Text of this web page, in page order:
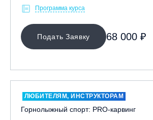
Санкт-Петербург, Скейт-парк под
Сочи, ГК «Красная Поляна»
Сочи, ГТЦ «Газпром»
Узбекистан, ГКЛЦ «Amirsoy»
Уфа,СШОР ПО БИАТЛОНУ РБ
Программа курса
Подать Заявку 68 000 ₽
ЛЮБИТЕЛЯМ, ИНСТРУКТОРАМ
Горнолыжный спорт: PRO-карвинг